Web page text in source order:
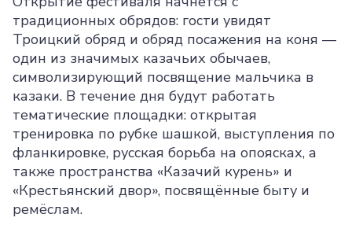
традиционных обрядов: гости увидят
Троицкий обряд и обряд посажения на коня —
один из значимых казачьих обычаев,
символизирующий посвящение мальчика в
казаки. В течение дня будут работать
тематические площадки: открытая
тренировка по рубке шашкой, выступления по
фланкировке, русская борьба на опоясках, а
также пространства «Казачий курень» и
«Крестьянский двор», посвящённые быту и
ремёслам.